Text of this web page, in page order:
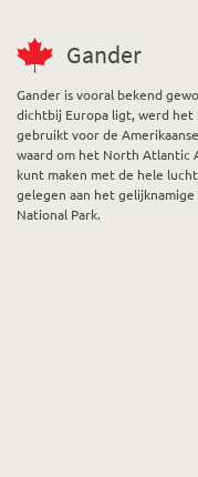
Gander
Gander is vooral bekend
dichtbij Europa ligt, werd het
gebruikt voor de
waard om het North Atlantic
kunt maken met de hele
gelegen aan het
National Park.